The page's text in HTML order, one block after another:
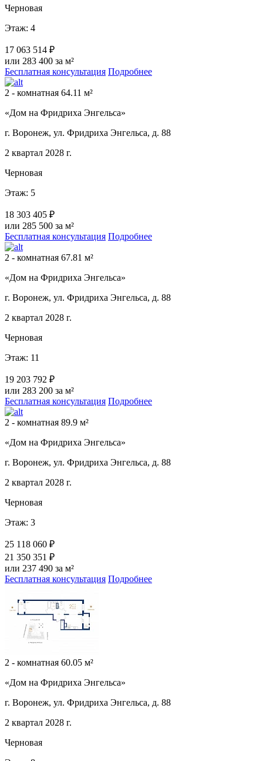
Черновая
Этаж: 4
17 063 514 ₽
или 283 400 за м²
Бесплатная консультация Подробнее
2 - комнатная 64.11 м²
«Дом на Фридриха Энгельса»
г. Воронеж, ул. Фридриха Энгельса, д. 88
2 квартал 2028 г.
Черновая
Этаж: 5
18 303 405 ₽
или 285 500 за м²
Бесплатная консультация Подробнее
2 - комнатная 67.81 м²
«Дом на Фридриха Энгельса»
г. Воронеж, ул. Фридриха Энгельса, д. 88
2 квартал 2028 г.
Черновая
Этаж: 11
19 203 792 ₽
или 283 200 за м²
Бесплатная консультация Подробнее
2 - комнатная 89.9 м²
«Дом на Фридриха Энгельса»
г. Воронеж, ул. Фридриха Энгельса, д. 88
2 квартал 2028 г.
Черновая
Этаж: 3
25 118 060 ₽
21 350 351 ₽
или 237 490 за м²
Бесплатная консультация Подробнее
2 - комнатная 60.05 м²
«Дом на Фридриха Энгельса»
г. Воронеж, ул. Фридриха Энгельса, д. 88
2 квартал 2028 г.
Черновая